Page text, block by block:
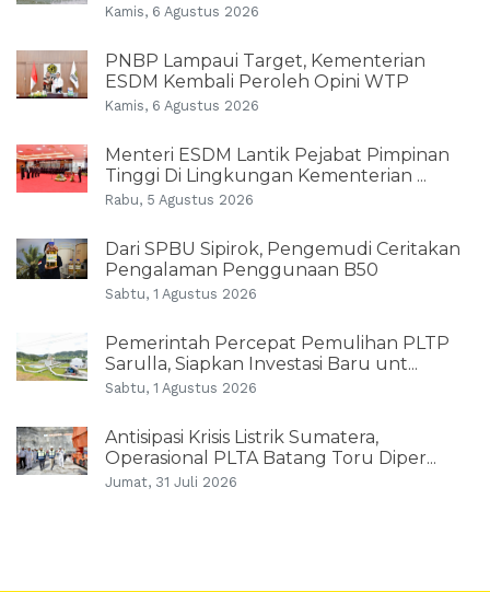
Kamis, 6 Agustus 2026
PNBP Lampaui Target, Kementerian
ESDM Kembali Peroleh Opini WTP
Kamis, 6 Agustus 2026
Menteri ESDM Lantik Pejabat Pimpinan
Tinggi Di Lingkungan Kementerian ...
Rabu, 5 Agustus 2026
Dari SPBU Sipirok, Pengemudi Ceritakan
Pengalaman Penggunaan B50
Sabtu, 1 Agustus 2026
Pemerintah Percepat Pemulihan PLTP
Sarulla, Siapkan Investasi Baru unt...
Sabtu, 1 Agustus 2026
Antisipasi Krisis Listrik Sumatera,
Operasional PLTA Batang Toru Diper...
Jumat, 31 Juli 2026